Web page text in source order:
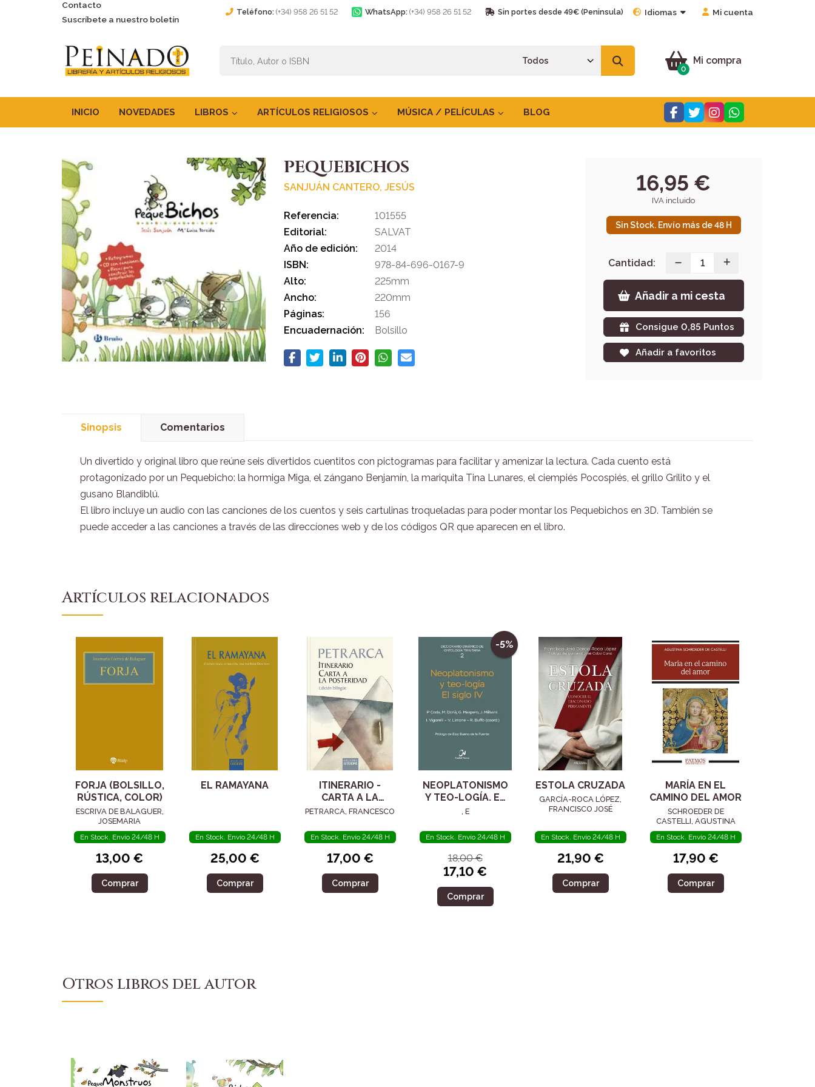
Contacto
Suscríbete a nuestro boletín
Teléfono: (+34) 958 26 51 52 WhatsApp: (+34) 958 26 51 52 Sin portes desde 49€ (Peninsula) Idiomas Mi cuenta
Mi compra
0
INICIO NOVEDADES LIBROS ARTÍCULOS RELIGIOSOS MÚSICA / PELÍCULAS BLOG
PEQUEBICHOS
SANJUÁN CANTERO, JESÚS
Referencia:
101555
Editorial:
SALVAT
Año de edición:
2014
ISBN:
978-84-696-0167-9
Alto:
225mm
Ancho:
220mm
Páginas:
156
Encuadernación:
Bolsillo
16,95 €
IVA incluido
Sin Stock. Envío más de 48 H
Cantidad:
Añadir a mi cesta
Consigue 0,85 Puntos
Añadir a favoritos
Sinopsis Comentarios
Un divertido y original libro que reúne seis divertidos cuentitos con pictogramas para facilitar y amenizar la lectura. Cada cuento está
protagonizado por un Pequebicho: la hormiga Miga, el zángano Benjamín, la mariquita Tina Lunares, el ciempiés Pocospiés, el grillo Grilito y el
gusano Blandiblú.
El libro incluye un audio con las canciones de los cuentos y seis cartulinas troqueladas para poder montar los Pequebichos en 3D. También se
puede acceder a las canciones a través de las direccíones web y de los códigos QR que aparecen en el libro.
Artículos relacionados
FORJA (BOLSILLO,
RÚSTICA, COLOR)
ESCRIVA DE BALAGUER,
JOSEMARIA
En Stock. Envío 24/48 H
13,00 €
Comprar
EL RAMAYANA
En Stock. Envío 24/48 H
25,00 €
Comprar
ITINERARIO -
CARTA A LA
POSTERIDAD
PETRARCA, FRANCESCO
En Stock. Envío 24/48 H
17,00 €
Comprar
-5%
NEOPLATONISMO
Y TEO-LOGÍA. EL
SIGLO IV
, E
En Stock. Envío 24/48 H
18,00 €
17,10 €
Comprar
ESTOLA CRUZADA
GARCÍA-ROCA LÓPEZ,
FRANCISCO JOSÉ
En Stock. Envío 24/48 H
21,90 €
Comprar
MARÍA EN EL
CAMINO DEL AMOR
SCHROEDER DE
CASTELLI, AGUSTINA
En Stock. Envío 24/48 H
17,90 €
Comprar
Otros libros del autor